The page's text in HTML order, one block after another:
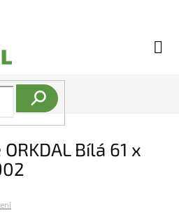
Bílá 61 x
0,0 z 5 hvězdiček.